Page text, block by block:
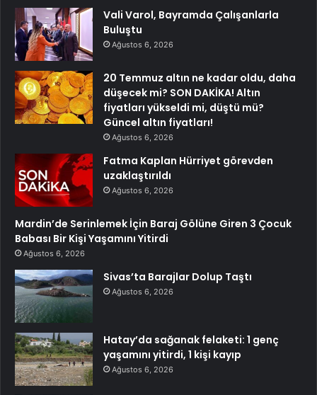
Vali Varol, Bayramda Çalışanlarla
Buluştu
Ağustos 6, 2026
20 Temmuz altın ne kadar oldu, daha
düşecek mi? SON DAKİKA! Altın
fiyatları yükseldi mi, düştü mü?
Güncel altın fiyatları!
Ağustos 6, 2026
Fatma Kaplan Hürriyet görevden
uzaklaştırıldı
Ağustos 6, 2026
Mardin’de Serinlemek İçin Baraj Gölüne Giren 3 Çocuk
Babası Bir Kişi Yaşamını Yitirdi
Ağustos 6, 2026
Sivas’ta Barajlar Dolup Taştı
Ağustos 6, 2026
Hatay’da sağanak felaketi: 1 genç
yaşamını yitirdi, 1 kişi kayıp
Ağustos 6, 2026